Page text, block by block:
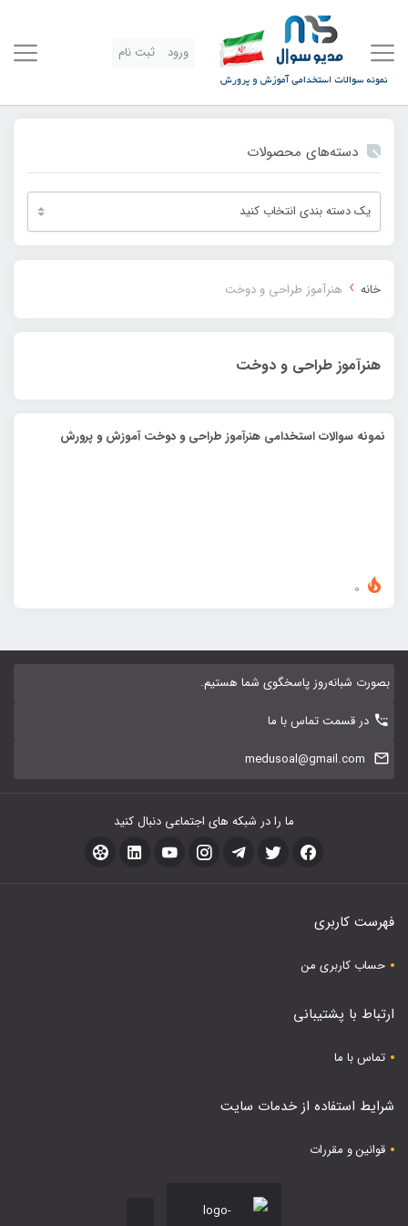
ورود ثبت نام
دسته‌های محصولات
خانه › هنرآموز طراحی و دوخت
هنرآموز طراحی و دوخت
نمونه سوالات استخدامی هنرآموز طراحی و دوخت آموزش و پرورش
بصورت شبانه‌روز پاسخگوی شما هستیم.
در قسمت تماس با ما
medusoal@gmail.com
ما را در شبکه های اجتماعی دنبال کنید
فهرست کاربری
حساب کاربری من
ارتباط با پشتیبانی
تماس با ما
شرایط استفاده از خدمات سایت
قوانین و مقررات